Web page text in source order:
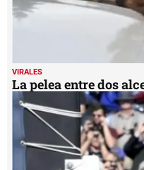
VIRALES
La pelea entre dos